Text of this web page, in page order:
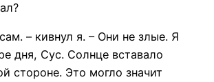
– кивнул я. – Они не злые. Я
дня, Сус. Солнце вставало
стороне. Это могло значит